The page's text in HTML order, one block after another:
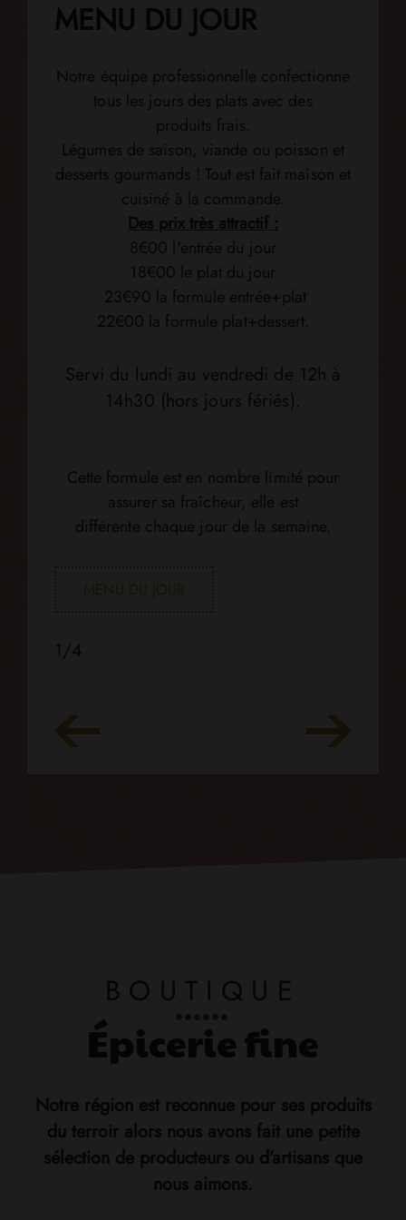
MENU DU JOUR
Notre équipe professionnelle confectionne
tous les jours des plats avec des
produits frais.
Légumes de saison, viande ou poisson et
desserts gourmands ! Tout est fait maison et
cuisiné à la commande.
Des prix très attractif :
8€00 l'entrée du jour
18€00 le plat du jour
23€90 la formule entrée+plat
22€00 la formule plat+dessert.
Servi du lundi au vendredi de 12h à
14h30 (hors jours fériés).
Cette formule est en nombre limité pour
assurer sa fraîcheur, elle est
différente chaque jour de la semaine.
MENU DU JOUR
1/4
BOUTIQUE
Épicerie fine
Notre région est reconnue pour ses produits
du terroir alors nous avons fait une petite
sélection de producteurs ou d’artisans que
nous aimons.